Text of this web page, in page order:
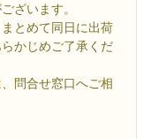
ざいます。
とめて同日に出荷
かじめご了承くだ
問合せ窓口へご相